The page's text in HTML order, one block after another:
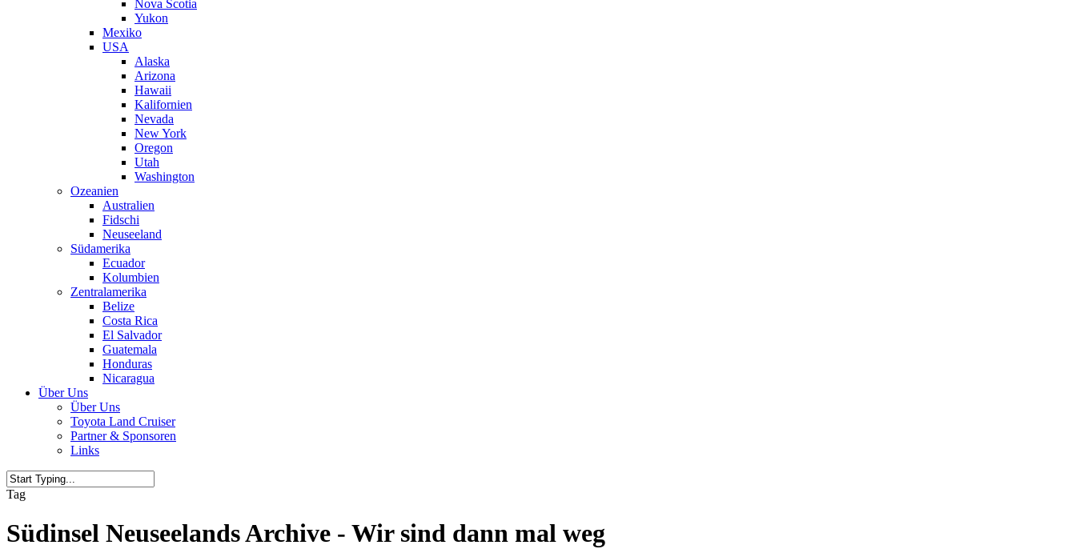
Nova Scotia
Yukon
Mexiko
USA
Alaska
Arizona
Hawaii
Kalifornien
Nevada
New York
Oregon
Utah
Washington
Ozeanien
Australien
Fidschi
Neuseeland
Südamerika
Ecuador
Kolumbien
Zentralamerika
Belize
Costa Rica
El Salvador
Guatemala
Honduras
Nicaragua
Über Uns
Über Uns
Toyota Land Cruiser
Partner & Sponsoren
Links
Tag
Südinsel Neuseelands Archive - Wir sind dann mal weg